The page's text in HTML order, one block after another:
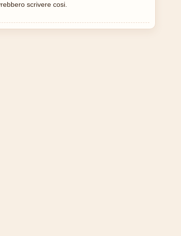
scrivere cosi.